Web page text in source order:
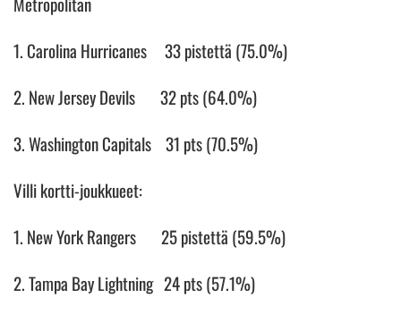
1. Carolina Hurricanes 33 pistettä (75.0%)
2. New Jersey Devils 32 pts (64.0%)
3. Washington Capitals 31 pts (70.5%)
Villi kortti-joukkueet:
1. New York Rangers 25 pistettä (59.5%)
2. Tampa Bay Lightning 24 pts (57.1%)